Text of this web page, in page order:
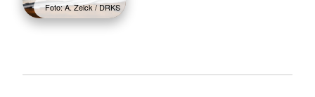
Foto: A. Zelck / DRKS